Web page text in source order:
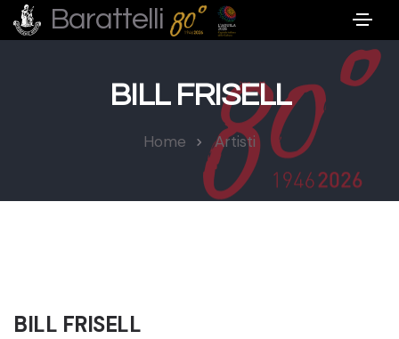
Barattelli
BILL FRISELL
Home Artisti
BILL FRISELL